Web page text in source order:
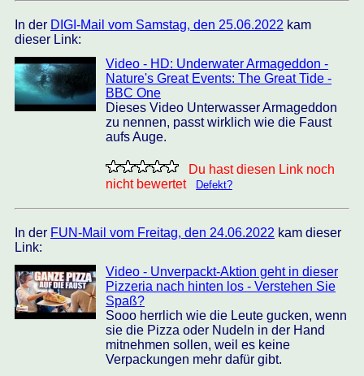
In der DIGI-Mail vom Samstag, den 25.06.2022 kam
dieser Link:
Video - HD: Underwater Armageddon -
Nature's Great Events: The Great Tide -
BBC One
Dieses Video Unterwasser Armageddon
zu nennen, passt wirklich wie die Faust
aufs Auge.
Du hast diesen Link noch
nicht bewertet
Defekt?
In der FUN-Mail vom Freitag, den 24.06.2022 kam dieser
Link:
Video - Unverpackt-Aktion geht in dieser
Pizzeria nach hinten los - Verstehen Sie
Spaß?
Sooo herrlich wie die Leute gucken, wenn
sie die Pizza oder Nudeln in der Hand
mitnehmen sollen, weil es keine
Verpackungen mehr dafür gibt.